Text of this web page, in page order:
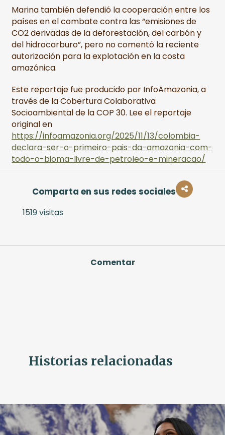
Marina también defendió la cooperación entre los
países en el combate contra las “emisiones de
CO2 derivadas de la deforestación, del carbón y
del hidrocarburo”, pero no comentó la reciente
autorización para la explotación en la costa
amazónica.
Este reportaje fue producido por InfoAmazonia, a
través de la Cobertura Colaborativa
Socioambiental de la COP 30. Lee el reportaje
original en
https://infoamazonia.org/2025/11/13/colombia-
declara-ser-o-primeiro-pais-da-amazonia-com-
todo-o-bioma-livre-de-petroleo-e-mineracao/
Comparta en sus redes sociales
1519 visitas
Comentar
Historias relacionadas